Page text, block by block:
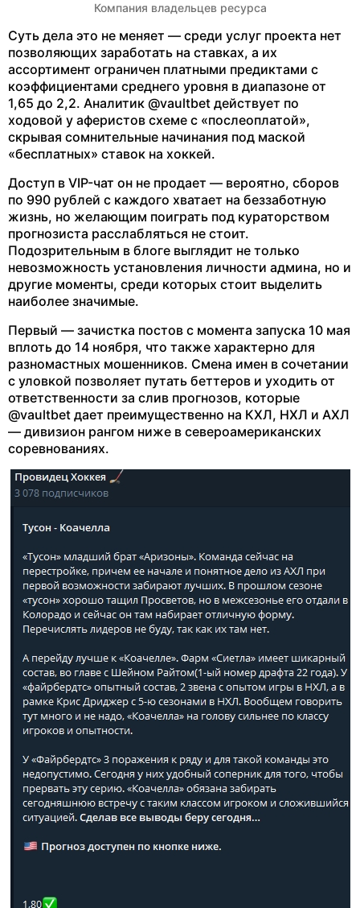
Компания владельцев ресурса
Суть дела это не меняет — среди услуг проекта нет
позволяющих заработать на ставках, а их
ассортимент ограничен платными предиктами с
коэффициентами среднего уровня в диапазоне от
1,65 до 2,2. Аналитик @vaultbet действует по
ходовой у аферистов схеме с «послеоплатой»,
скрывая сомнительные начинания под маской
«бесплатных» ставок на хоккей.
Доступ в VIP-чат он не продает — вероятно, сборов
по 990 рублей с каждого хватает на беззаботную
жизнь, но желающим поиграть под кураторством
прогнозиста расслабляться не стоит.
Подозрительным в блоге выглядит не только
невозможность установления личности админа, но и
другие моменты, среди которых стоит выделить
наиболее значимые.
Первый — зачистка постов с момента запуска 10 мая
вплоть до 14 ноября, что также характерно для
разномастных мошенников. Смена имен в сочетании
с уловкой позволяет путать беттеров и уходить от
ответственности за слив прогнозов, которые
@vaultbet дает преимущественно на КХЛ, НХЛ и АХЛ
— дивизион рангом ниже в североамериканских
соревнованиях.